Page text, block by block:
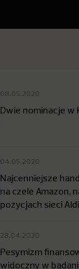
08.05.2020
Dwie nominacje w
04.05.2020
Najcenniejsze
na czele Amazon,
pozycjach sieci
28.04.2020
Pesymizm
widoczny w